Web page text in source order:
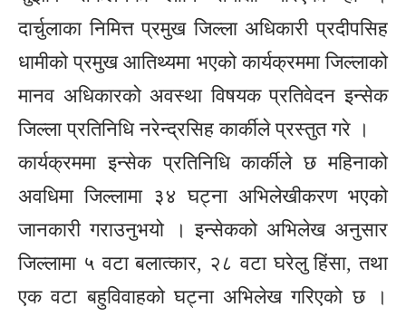
दार्चुलाका निमित्त प्रमुख जिल्ला अधिकारी प्रदीपसिह
धामीको प्रमुख आतिथ्यमा भएको कार्यक्रममा जिल्लाको
मानव अधिकारको अवस्था विषयक प्रतिवेदन इन्सेक
जिल्ला प्रतिनिधि नरेन्द्रसिह कार्कीले प्रस्तुत गरे ।
कार्यक्रममा इन्सेक प्रतिनिधि कार्कीले छ महिनाको
अवधिमा जिल्लामा ३४ घट्ना अभिलेखीकरण भएको
जानकारी गराउनुभयो । इन्सेकको अभिलेख अनुसार
जिल्लामा ५ वटा बलात्कार, २८ वटा घरेलु हिंसा, तथा
एक वटा बहुविवाहको घट्ना अभिलेख गरिएको छ ।